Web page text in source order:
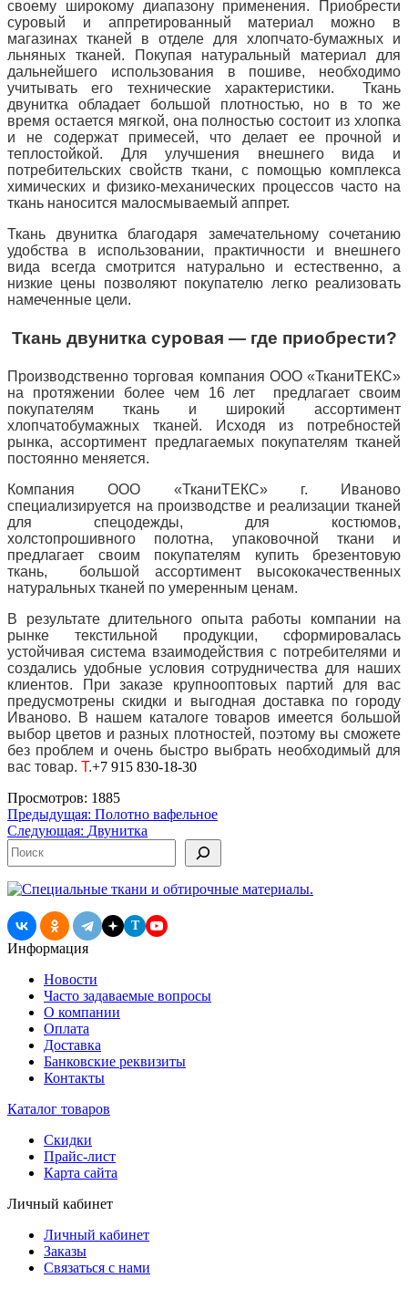
своему широкому диапазону применения. Приобрести
суровый и аппретированный материал можно в
магазинах тканей в отделе для хлопчато-бумажных и
льняных тканей. Покупая натуральный материал для
дальнейшего использования в пошиве, необходимо
учитывать его технические характеристики. Ткань
двунитка обладает большой плотностью, но в то же
время остается мягкой, она полностью состоит из хлопка
и не содержат примесей, что делает ее прочной и
теплостойкой. Для улучшения внешнего вида и
потребительских свойств ткани, с помощью комплекса
химических и физико-механических процессов часто на
ткань наносится малосмываемый аппрет.
Ткань двунитка благодаря замечательному сочетанию
удобства в использовании, практичности и внешнего
вида всегда смотрится натурально и естественно, а
низкие цены позволяют покупателю легко реализовать
намеченные цели.
Ткань двунитка суровая — где приобрести?
Производственно торговая компания ООО «ТканиТЕКС»
на протяжении более чем 16 лет предлагает своим
покупателям ткань и широкий ассортимент
хлопчатобумажных тканей. Исходя из потребностей
рынка, ассортимент предлагаемых покупателям тканей
постоянно меняется.
Компания ООО «ТканиТЕКС» г. Иваново
специализируется на производстве и реализации тканей
для спецодежды, для костюмов,
холстопрошивного полотна, упаковочной ткани и
предлагает своим покупателям купить брезентовую
ткань, большой ассортимент высококачественных
натуральных тканей по умеренным ценам.
В результате длительного опыта работы компании на
рынке текстильной продукции, сформировалась
устойчивая система взаимодействия с потребителями и
создались удобные условия сотрудничества для наших
клиентов. При заказе крупнооптовых партий для вас
предусмотрены скидки и выгодная доставка по городу
Иваново. В нашем каталоге товаров имеется большой
выбор цветов и разных плотностей, поэтому вы сможете
без проблем и очень быстро выбрать необходимый для
вас товар. Т.+7 915 830-18-30
Просмотров: 1885
Навигация
по
записям
Предыдущая: Полотно вафельное
Следующая: Двунитка
Поиск
T
Информация
Новости
Часто задаваемые вопросы
О компании
Оплата
Доставка
Банковские реквизиты
Контакты
Каталог товаров
Скидки
Прайс-лист
Карта сайта
Личный кабинет
Личный кабинет
Заказы
Связаться с нами